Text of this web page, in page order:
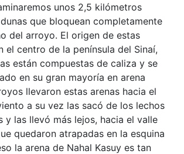
unos 2,5 kilómetros
que bloquean completamente
del arroyo. El origen de estas
el centro de la península del Sinaí,
están compuestas de caliza y se
en su gran mayoría en arena
llevaron estas arenas hacia el
a su vez las sacó de los lechos
y las llevó más lejos, hacia el valle
quedaron atrapadas en la esquina
la arena de Nahal Kasuy es tan